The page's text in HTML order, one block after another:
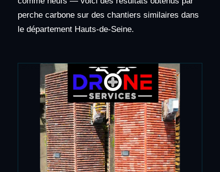
perche carbone sur des chantiers similaires dans
le département Hauts-de-Seine.